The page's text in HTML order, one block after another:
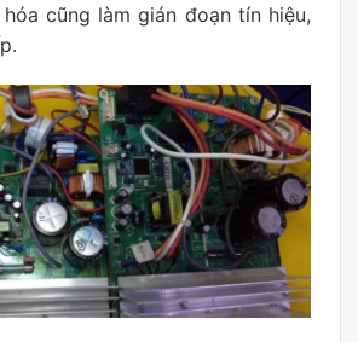
cũng làm gián đoạn tín hiệu,